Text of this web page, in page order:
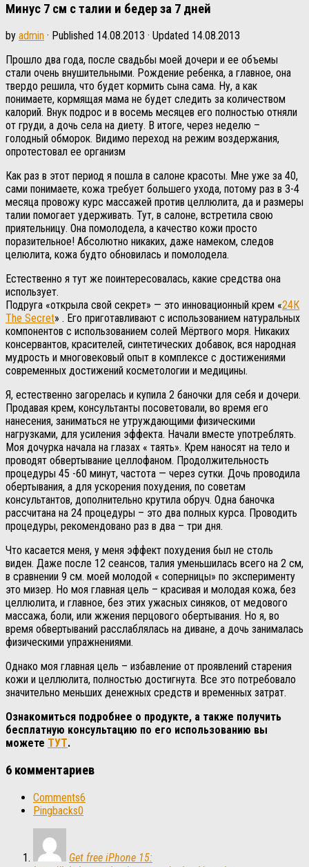
Минус 7 см с талии и бедер за 7 дней
by admin · Published 14.08.2013 · Updated 14.08.2013
Прошло два года, после свадьбы моей дочери и ее объемы
стали очень внушительными. Рождение ребенка, а главное, она
твердо решила, что будет кормить сына сама. Ну, а как
понимаете, кормящая мама не будет следить за количеством
калорий. Внук подрос и в восемь месяцев его полностью отняли
от груди, а дочь села на диету. В итоге, через неделю –
голодный обморок. Видимо переход на режим воздержания,
опротестовал ее организм
Как раз в этот период я пошла в салоне красоты. Мне уже за 40,
сами понимаете, кожа требует большего ухода, потому раз в 3-4
месяца провожу курс массажей против целлюлита, да и размеры
талии помогает удерживать. Тут, в салоне, встретила свою
приятельницу. Она помолодела, а качество кожи просто
поразительное! Абсолютно никаких, даже намеком, следов
целюлита, кожа будто обновилась и помолодела.
Естественно я тут же поинтересовалась, какие средства она
использует.
Подруга «открыла свой секрет» — это инновационный крем «24К
The Secret» . Его приготавливают с использованием натуральных
компонентов с использованием солей Мёртвого моря. Никаких
консервантов, красителей, синтетических добавок, вся народная
мудрость и многовековый опыт в комплексе с достижениями
современных достижений косметологии и медицины.
Я, естественно загорелась и купила 2 баночки для себя и дочери.
Продавая крем, консультанты посоветовали, во время его
нанесения, заниматься не утруждающими физическими
нагрузками, для усиления эффекта. Начали вместе употреблять.
Моя дочурка начала на глазах « таять». Крем наносят на тело и
проводят обвертывание целлофаном. Продолжительность
процедуры 45 -60 минут, частота — через сутки. Дочь проводила
обертывания, а для ускорения похудения, по советам
консультантов, дополнительно крутила обруч. Одна баночка
рассчитана на 24 процедуры – это два полных курса. Проводить
процедуры, рекомендовано раз в два – три дня.
Что касается меня, у меня эффект похудения был не столь
виден. Даже после 12 сеансов, талия уменьшилась всего на 2 см,
в сравнении 9 см. моей молодой « соперницы» по эксперименту
это мизер. Но моя главная цель – красивая и молодая кожа, без
целлюлита, и главное, без этих ужасных синяков, от медового
массажа, боли, или жжения перцового обертывания. Но я, во
время обвертываний расслаблялась на диване, а дочь занималась
физическими упражнениями.
Однако моя главная цель – избавление от проявлений старения
кожи и целлюлита, полностью достигнута. Все это потребовало
значительно меньших денежных средств и временных затрат.
Ознакомиться подробнее о продукте, а также получить
бесплатную консультацию по его использованию вы
можете ТУТ.
6 комментариев
Comments6
Pingbacks0
Get free iPhone 15: